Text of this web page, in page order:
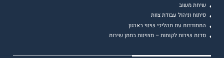
שיחת משוב
פיתוח וניהול עבודת צוות
התמודדות עם תהליכי שינוי בארגון
סדנת שירות לקוחות – מצוינות במתן שירות